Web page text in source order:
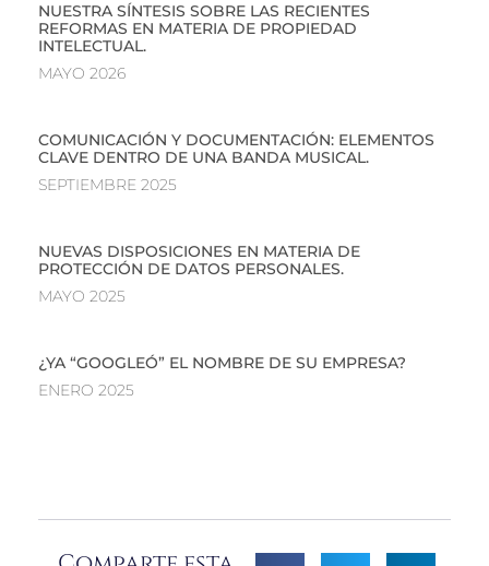
NUESTRA SÍNTESIS SOBRE LAS RECIENTES
REFORMAS EN MATERIA DE PROPIEDAD
INTELECTUAL.
MAYO 2026
COMUNICACIÓN Y DOCUMENTACIÓN: ELEMENTOS
CLAVE DENTRO DE UNA BANDA MUSICAL.
SEPTIEMBRE 2025
NUEVAS DISPOSICIONES EN MATERIA DE
PROTECCIÓN DE DATOS PERSONALES.
MAYO 2025
¿YA “GOOGLEÓ” EL NOMBRE DE SU EMPRESA?
ENERO 2025